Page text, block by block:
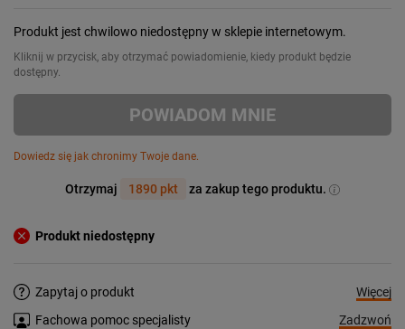
Produkt jest chwilowo niedostępny w sklepie internetowym.
Kliknij w przycisk, aby otrzymać powiadomienie, kiedy produkt będzie
dostępny.
POWIADOM MNIE
Dowiedz się jak chronimy Twoje dane.
Otrzymaj 1890 pkt za zakup tego produktu.
Produkt niedostępny
Zapytaj o produkt
Więcej
Fachowa pomoc specjalisty
Zadzwoń